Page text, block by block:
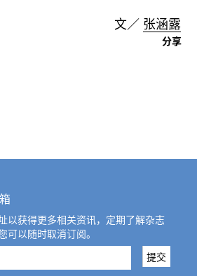
文／ 张涵露
分享
以获得更多相关资讯，定期了解杂志
可以随时取消订阅。
提交